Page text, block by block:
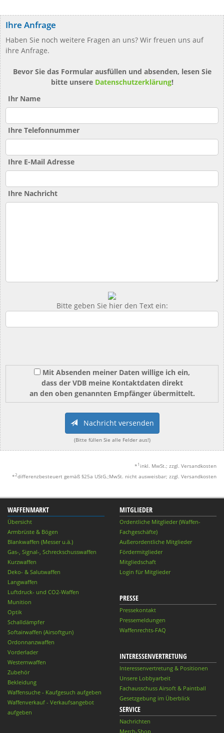
Ihre Anfrage
Haben Sie noch weitere Fragen an uns? Wir freuen uns auf
ihre Anfrage.
Bevor Sie das Formular ausfüllen und absenden, lesen Sie
bitte unsere Datenschutzerklärung!
Ihr Name
Ihre Telefonnummer
Ihre E-Mail Adresse
Ihre Nachricht
Bitte geben Sie hier den Text ein:
Mit Absenden meiner Daten willige ich ein,
dass der VDB meine Kontaktdaten direkt
an den oben genannten Empfänger übermittelt.
Nachricht versenden
(Bitte füllen Sie alle Felder aus!)
* 1 inkl. MwSt.; zzgl. Versandkosten
*2differenzbesteuert gemäß §25a UStG.;MwSt. nicht ausweisbar; zzgl. Versandkosten
WAFFENMARKT
Übersicht
Armbrüste & Bögen
Blankwaffen (Messer u.ä.)
Gas-, Signal-, Schreckschusswaffen
Kurzwaffen
Deko- & Salutwaffen
Langwaffen
Luftdruck- und CO2-Waffen
Munition
Optik
Schalldämpfer
Softairwaffen (Airsoftgun)
Ordonnanzwaffen
Vorderlader
Westernwaffen
Zubehör
Bekleidung
Waffensuche - Kaufgesuch aufgeben
Waffenverkauf - Verkaufsangebot
aufgeben
MITGLIEDER
Ordentliche Mitglieder (Waffen-
Fachgeschäfte)
Außerordentliche Mitglieder
Fördermitglieder
Mitgliedschaft
Login für Mitglieder
PRESSE
Pressekontakt
Pressemeldungen
Waffenrechts-FAQ
INTERESSENVERTRETUNG
Interessenvertretung & Positionen
Unsere Lobbyarbeit
Fachausschuss Airsoft & Paintball
Gesetzgebung im Überblick
SERVICE
Nachrichten
Merch-Shop